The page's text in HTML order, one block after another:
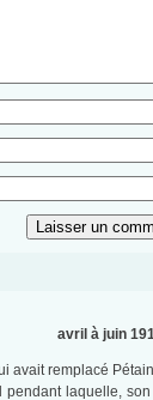
avril à juin
avait remplacé
pendant laquelle,